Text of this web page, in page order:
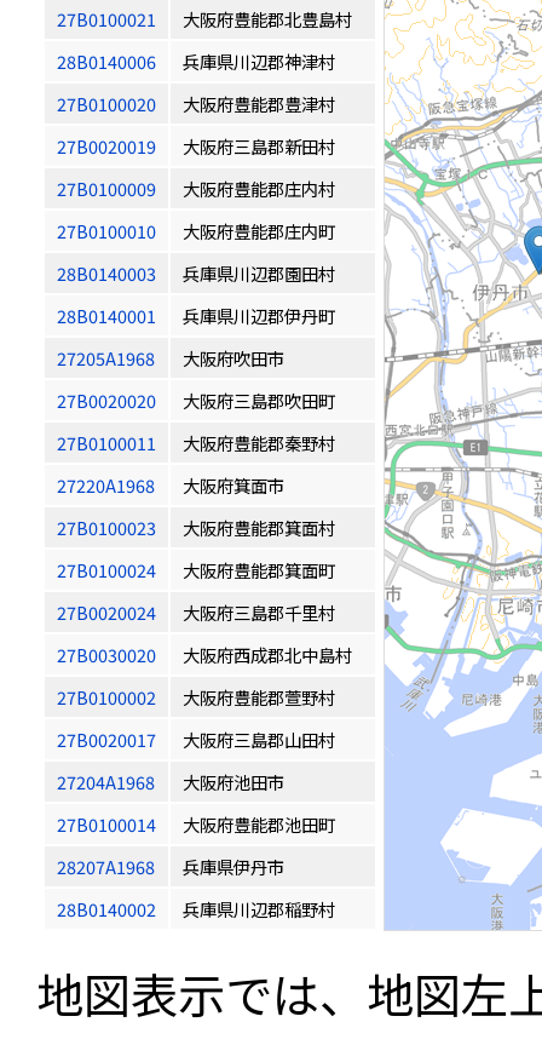
27B0100021
大阪府豊能郡北豊島村
28B0140006
兵庫県川辺郡神津村
27B0100020
大阪府豊能郡豊津村
27B0020019
大阪府三島郡新田村
27B0100009
大阪府豊能郡庄内村
27B0100010
大阪府豊能郡庄内町
28B0140003
兵庫県川辺郡園田村
28B0140001
兵庫県川辺郡伊丹町
27205A1968
大阪府吹田市
27B0020020
大阪府三島郡吹田町
27B0100011
大阪府豊能郡秦野村
27220A1968
大阪府箕面市
27B0100023
大阪府豊能郡箕面村
27B0100024
大阪府豊能郡箕面町
27B0020024
大阪府三島郡千里村
27B0030020
大阪府西成郡北中島村
27B0100002
大阪府豊能郡萱野村
27B0020017
大阪府三島郡山田村
27204A1968
大阪府池田市
27B0100014
大阪府豊能郡池田町
28207A1968
兵庫県伊丹市
28B0140002
兵庫県川辺郡稲野村
地図表示では、地図左